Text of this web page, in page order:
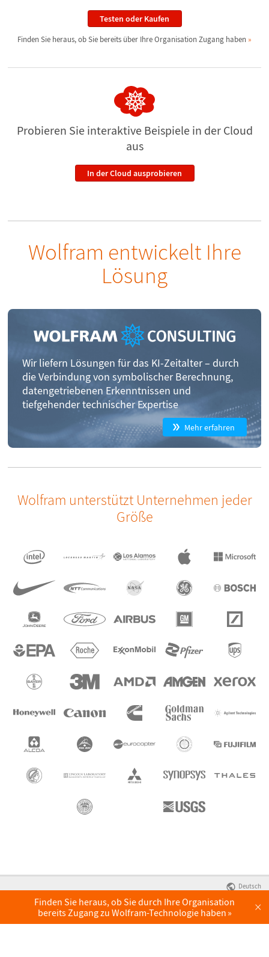
Testen oder Kaufen
Finden Sie heraus, ob Sie bereits über Ihre Organisation Zugang haben
Probieren Sie interaktive Beispielein der Cloud
aus
In der Cloud ausprobieren
Wolfram entwickelt Ihre
Lösung
Wir liefern Lösungen für das KI-Zeitalter – durch
die Verbindung von symbolischer Berechnung,
datengetriebenen Erkenntnissen und
tiefgehender technischer Expertise
Mehr erfahren
Wolfram unterstützt Unternehmen jeder
Größe
Deutsch
Finden Sie heraus, ob Sie durch Ihre Organisation
bereits Zugang zu Wolfram-Technologie haben
×